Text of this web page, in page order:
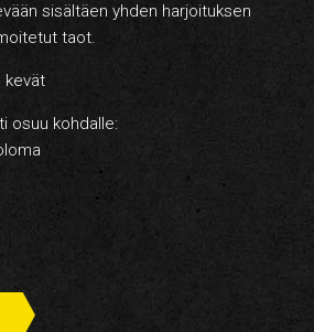
YHTEYSTIEDOT
FI
sisältäen yhden harjoituksen
taot.
kevät
osuu kohdalle: